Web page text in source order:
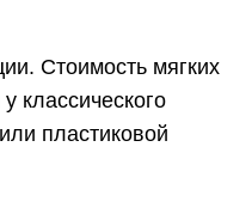
Стоимость мягких
классического
пластиковой